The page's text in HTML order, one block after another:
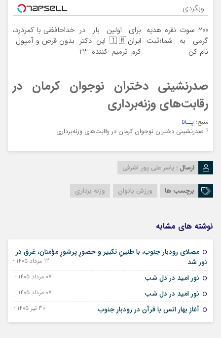
وبگردی
200 سوت نقره هدیه
گرمی به شما؛ثبت
نام کن
برای اولین بار در
ایران🇮🇷 این دکتر
کرم ترمیم کننده 23
خداحافظی با کمردرد،
بدون قرص و آمپول
صدرنشینی دختران نوجوان کرمان در
رقابت‌های وزنه‌برداری
منبع: پــانا
? صدرنشینی دختران نوجوان کرمان در رقابت‌های وزنه‌برداری
ارسال : یاسر علی پور اشرفی
برچسب ها ورزش بانوان وزنه برداری
نوشته های مشابه
مصلای رودبار جنوب، با طنینِ تکبیر و حضورِ پرشورِ مؤمنان، غرق در
نور شد
12 مرداد 1405 - 03 اوت 2026
نور امید در دل شب 07 مرداد 1405 - 29 ژوئیه 2026
نور امید در دل شب 07 مرداد 1405 - 29 ژوئیه 2026
آغاز بهار انس با قرآن در رودبار جنوب 30 تیر 1405 - 21 ژوئیه 2026